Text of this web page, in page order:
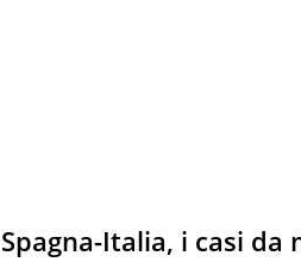
Spagna-Italia, i casi da